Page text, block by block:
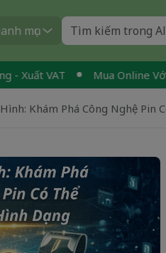
mục
VAT Mua Online Với Dịch
Khám Phá Công Nghệ Pin